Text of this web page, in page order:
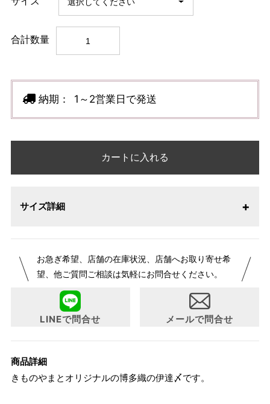
合計数量
納期： 1～2営業日で発送
カートに入れる
サイズ詳細
お急ぎ希望、店舗の在庫状況、店舗へお取り寄せ希
望、他ご質問ご相談は気軽にお問合せください。
LINEで問合せ メールで問合せ
商品詳細
きものやまとオリジナルの博多織の伊達〆です。